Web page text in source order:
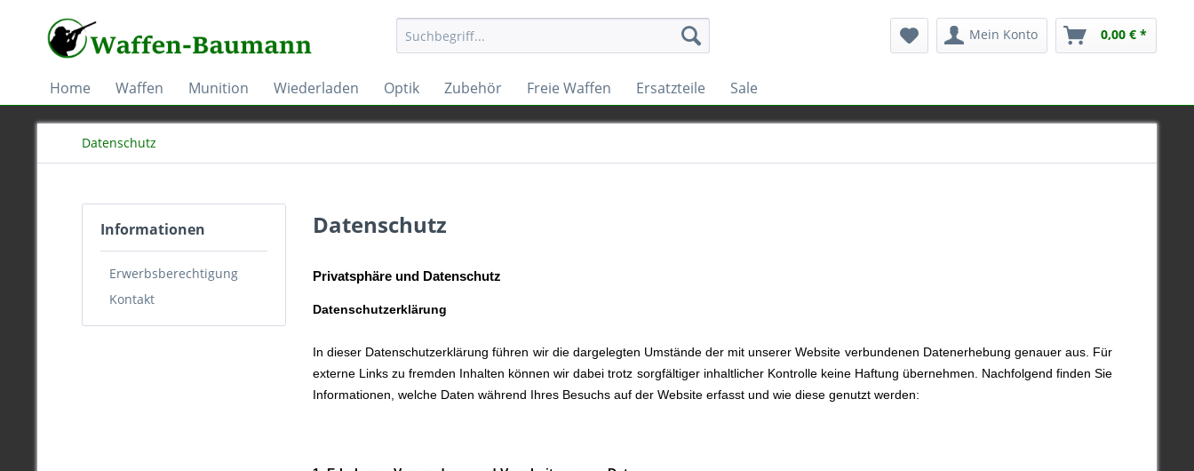
Mein Konto 0,00 € *
Home Waffen Munition Wiederladen Optik Zubehör Freie Waffen Ersatzteile Sale
Datenschutz
Informationen
Erwerbsberechtigung
Kontakt
Datenschutz
Privatsphäre und Datenschutz
Datenschutzerklärung
In dieser Datenschutzerklärung führen wir die dargelegten Umstände der mit unserer Website verbundenen Datenerhebung genauer aus. Für
externe Links zu fremden Inhalten können wir dabei trotz sorgfältiger inhaltlicher Kontrolle keine Haftung übernehmen. Nachfolgend finden Sie
Informationen, welche Daten während Ihres Besuchs auf der Website erfasst und wie diese genutzt werden: